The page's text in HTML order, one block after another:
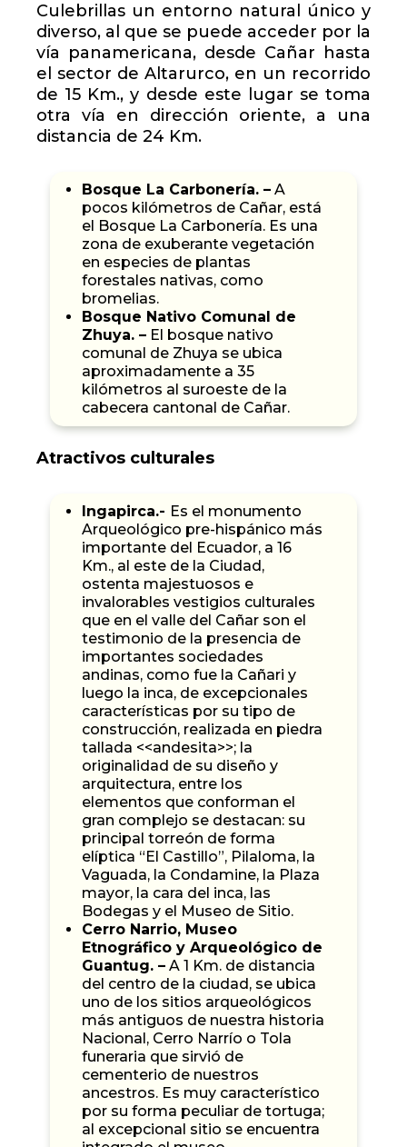
Culebrillas un entorno natural único y
diverso, al que se puede acceder por la
vía panamericana, desde Cañar hasta
el sector de Altarurco, en un recorrido
de 15 Km., y desde este lugar se toma
otra vía en dirección oriente, a una
distancia de 24 Km.
Bosque La Carbonería. – A
pocos kilómetros de Cañar, está
el Bosque La Carbonería. Es una
zona de exuberante vegetación
en especies de plantas
forestales nativas, como
bromelias.
Bosque Nativo Comunal de
Zhuya. – El bosque nativo
comunal de Zhuya se ubica
aproximadamente a 35
kilómetros al suroeste de la
cabecera cantonal de Cañar.
Atractivos culturales
Ingapirca.- Es el monumento
Arqueológico pre-hispánico más
importante del Ecuador, a 16
Km., al este de la Ciudad,
ostenta majestuosos e
invalorables vestigios culturales
que en el valle del Cañar son el
testimonio de la presencia de
importantes sociedades
andinas, como fue la Cañari y
luego la inca, de excepcionales
características por su tipo de
construcción, realizada en piedra
tallada <<andesita>>; la
originalidad de su diseño y
arquitectura, entre los
elementos que conforman el
gran complejo se destacan: su
principal torreón de forma
elíptica “El Castillo”, Pilaloma, la
Vaguada, la Condamine, la Plaza
mayor, la cara del inca, las
Bodegas y el Museo de Sitio.
Cerro Narrio, Museo
Etnográfico y Arqueológico de
Guantug. – A 1 Km. de distancia
del centro de la ciudad, se ubica
uno de los sitios arqueológicos
más antiguos de nuestra historia
Nacional, Cerro Narrío o Tola
funeraria que sirvió de
cementerio de nuestros
ancestros. Es muy característico
por su forma peculiar de tortuga;
al excepcional sitio se encuentra